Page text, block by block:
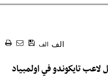
الف الف
تايكوندو في اولمبياد